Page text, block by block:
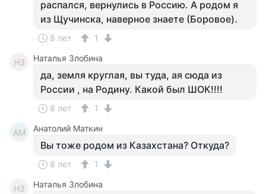
распался, вернулись в Россию. А родом я
из Щучинска, наверное знаете (Боровое).
8 лет 1
НЗ Наталья Злобина
да, земля круглая, вы туда, ая сюда из
России , на Родину. Какой был ШОК!!!!
8 лет 1
АМ Анатолий Маткин
Вы тоже родом из Казахстана? Откуда?
8 лет 1
НЗ Наталья Злобина